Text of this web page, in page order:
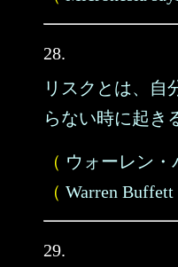
28.
リスクとは、自
らない時に起き
（ ウォーレン・
（ Warren Buffett
29.